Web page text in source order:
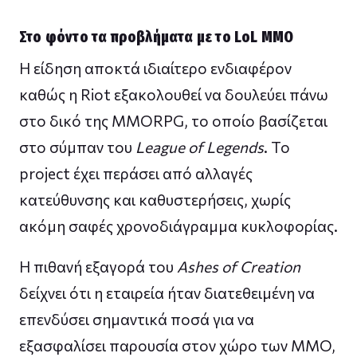
Στο φόντο τα προβλήματα με το LoL MMO
Η είδηση αποκτά ιδιαίτερο ενδιαφέρον
καθώς η Riot εξακολουθεί να δουλεύει πάνω
στο δικό της MMORPG, το οποίο βασίζεται
στο σύμπαν του League of Legends. Το
project έχει περάσει από αλλαγές
κατεύθυνσης και καθυστερήσεις, χωρίς
ακόμη σαφές χρονοδιάγραμμα κυκλοφορίας.
Η πιθανή εξαγορά του Ashes of Creation
δείχνει ότι η εταιρεία ήταν διατεθειμένη να
επενδύσει σημαντικά ποσά για να
εξασφαλίσει παρουσία στον χώρο των MMO,